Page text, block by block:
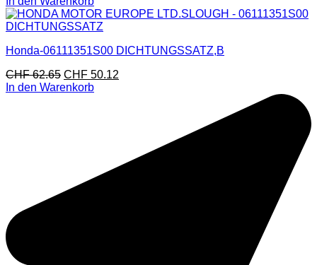
Honda-06111351S00 DICHTUNGSSATZ,B
CHF62.65 CHF 50.12
In den Warenkorb